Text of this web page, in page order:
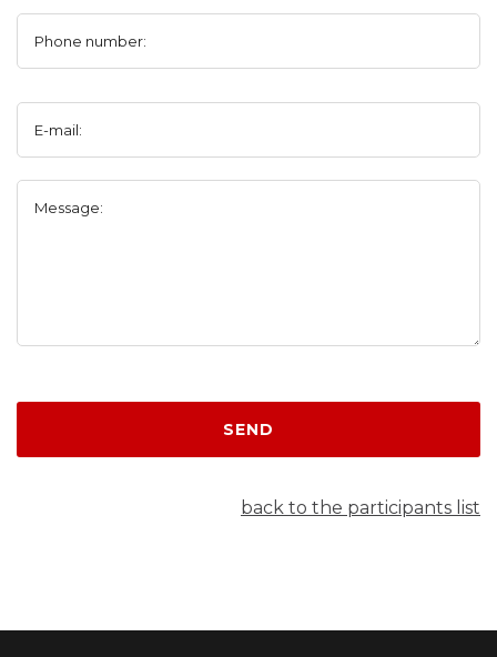
Phone number:
E-mail:
Message:
SEND
back to the participants list